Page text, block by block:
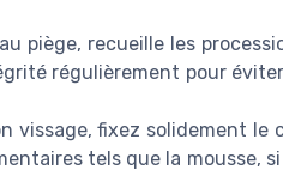
piège, recueille les
régulièrement pour
vissage, fixez solidement
tels que la mousse,